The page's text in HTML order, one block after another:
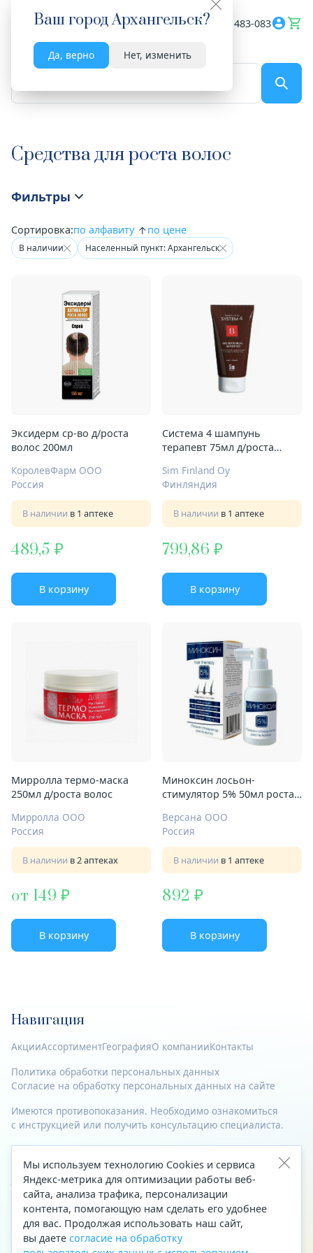
Ваш городАрхангельск?
Да, верно Нет, изменить
Весь сайт 8182 483-083
Средства для роста волос
Фильтры
Сортировка:по алфавиту по цене
В наличии Населенный пункт: Архангельск
Эксидерм ср-во д/роста
волос 200мл
КоролевФарм ООО
Россия
В наличии в 1 аптеке
489,5
В корзину
Система 4 шампунь
терапевт 75мл д/роста
Sim Finland Oy
Финляндия
В наличии в 1 аптеке
799,86
В корзину
Мирролла термо-маска
250мл д/роста волос
Мирролла ООО
Россия
В наличии в 2 аптеках
от 149
В корзину
Миноксин лосьон-
стимулятор 5% 50мл роста
Версана ООО
Россия
В наличии в 1 аптеке
892
В корзину
Навигация
АкцииАссортиментГеографияО компанииКонтакты
Политика обработки персональных данных
Согласие на обработку персональных данных на сайте
Имеются противопоказания. Необходимо ознакомиться
с инструкцией или получить консультацию специалиста.
© 2023—2026 Все права защищены.
Адрес
Архангельск, ул. Папанина, д. 19 (вход в здание со стороны
автоцентра «Тойота»)
Приемная Генерального директора
Мы используем технологию Cookies и сервиса
Яндекс-метрика для оптимизации работы веб-
сайта, анализа трафика, персонализации
контента, помогающую нам сделать его удобнее
для вас. Продолжая использовать наш сайт,
вы даете согласие на обработку